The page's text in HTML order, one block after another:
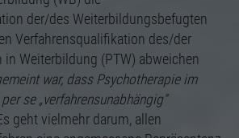
der/des Weiterbildungsbefugten
Verfahrensqualifikation des/der
in Weiterbildung (PTW) abweichen
war, dass Psychotherapie im
se „verfahrensunabhängig“
geht vielmehr darum, allen